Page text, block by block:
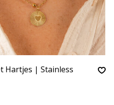
Hartjes | Stainless